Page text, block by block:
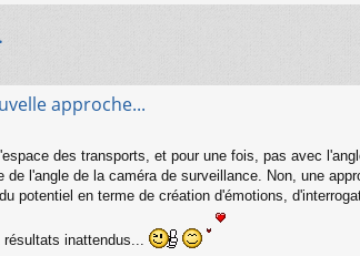
approche...
des transports, et pour une fois, pas avec
l'angle de la caméra de surveillance. Non, une
potentiel en terme de création d'émotions,
inattendus...